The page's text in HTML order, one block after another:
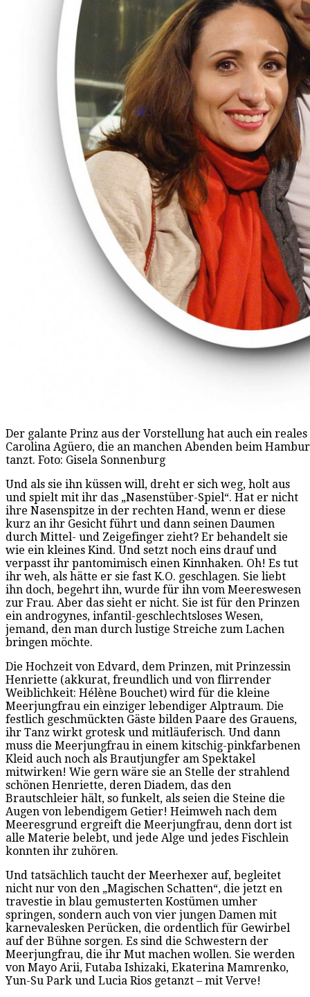
Der galante Prinz aus der Vorstellung hat auch ein
Carolina Agüero, die an manchen Abenden beim
tanzt. Foto: Gisela Sonnenburg
Und als sie ihn küssen will, dreht er sich weg, holt aus
und spielt mit ihr das „Nasenstüber-Spiel“. Hat er nicht
ihre Nasenspitze in der rechten Hand, wenn er diese
kurz an ihr Gesicht führt und dann seinen Daumen
durch Mittel- und Zeigefinger zieht? Er behandelt sie
wie ein kleines Kind. Und setzt noch eins drauf und
verpasst ihr pantomimisch einen Kinnhaken. Oh! Es tut
ihr weh, als hätte er sie fast K.O. geschlagen. Sie liebt
ihn doch, begehrt ihn, wurde für ihn vom Meereswesen
zur Frau. Aber das sieht er nicht. Sie ist für den Prinzen
ein androgynes, infantil-geschlechtsloses Wesen,
jemand, den man durch lustige Streiche zum Lachen
bringen möchte.
Die Hochzeit von Edvard, dem Prinzen, mit Prinzessin
Henriette (akkurat, freundlich und von flirrender
Weiblichkeit: Hélène Bouchet) wird für die kleine
Meerjungfrau ein einziger lebendiger Alptraum. Die
festlich geschmückten Gäste bilden Paare des Grauens,
ihr Tanz wirkt grotesk und mitläuferisch. Und dann
muss die Meerjungfrau in einem kitschig-pinkfarbenen
Kleid auch noch als Brautjungfer am Spektakel
mitwirken! Wie gern wäre sie an Stelle der strahlend
schönen Henriette, deren Diadem, das den
Brautschleier hält, so funkelt, als seien die Steine die
Augen von lebendigem Getier! Heimweh nach dem
Meeresgrund ergreift die Meerjungfrau, denn dort ist
alle Materie belebt, und jede Alge und jedes Fischlein
konnten ihr zuhören.
Und tatsächlich taucht der Meerhexer auf, begleitet
nicht nur von den „Magischen Schatten“, die jetzt en
travestie in blau gemusterten Kostümen umher
springen, sondern auch von vier jungen Damen mit
karnevalesken Perücken, die ordentlich für Gewirbel
auf der Bühne sorgen. Es sind die Schwestern der
Meerjungfrau, die ihr Mut machen wollen. Sie werden
von Mayo Arii, Futaba Ishizaki, Ekaterina Mamrenko,
Yun-Su Park und Lucia Rios getanzt – mit Verve!